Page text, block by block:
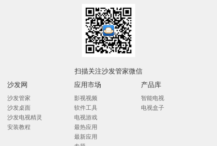
扫描关注沙发管家微信
沙发网
沙发管家
沙发桌面
沙发电视精灵
安装教程
应用市场
影视视频
软件工具
电视游戏
最热应用
最新应用
产品库
智能电视
电视盒子